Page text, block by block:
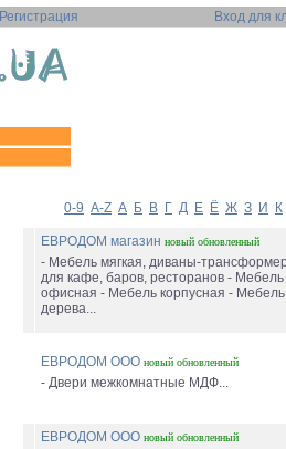
Регистрация Вход для
0-9 A-Z А Б В Г Д Е Ё Ж З И К
ЕВРОДОМ магазин новый обновленный
- Мебель мягкая, диваны-
для кафе, баров, ресторанов -
офисная - Мебель корпусная - Мебель
дерева...
ЕВРОДОМ ООО новый обновленный
- Двери межкомнатные МДФ...
ЕВРОДОМ ООО новый обновленный